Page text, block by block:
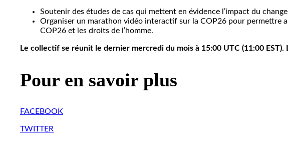
Soutenir des études de cas qui mettent en évidence l’impact du
Organiser un marathon vidéo interactif sur la COP26 pour permettre
COP26 et les droits de l’homme.
Le collectif se réunit le dernier mercredi du mois à 15:00 UTC (11:00
Pour en savoir plus
FACEBOOK
TWITTER